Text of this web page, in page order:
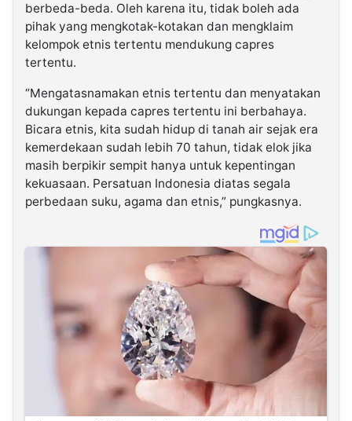
berbeda-beda. Oleh karena itu, tidak boleh ada
pihak yang mengkotak-kotakan dan mengklaim
kelompok etnis tertentu mendukung capres
tertentu.
“Mengatasnamakan etnis tertentu dan menyatakan
dukungan kepada capres tertentu ini berbahaya.
Bicara etnis, kita sudah hidup di tanah air sejak era
kemerdekaan sudah lebih 70 tahun, tidak elok jika
masih berpikir sempit hanya untuk kepentingan
kekuasaan. Persatuan Indonesia diatas segala
perbedaan suku, agama dan etnis,” pungkasnya.